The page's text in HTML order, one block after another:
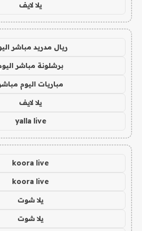
يلا لايف
ريال مدريد مباشر
برشلونة مباشر
مباريات اليوم
يلا لايف
yalla live
koora live
koora live
يلا شوت
يلا شوت